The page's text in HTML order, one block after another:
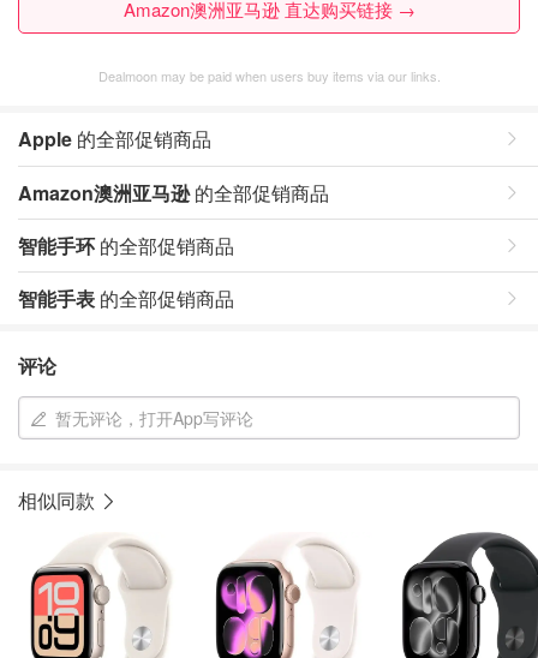
Amazon澳洲亚马逊 直达购买链接 →
Dealmoon may be paid when users buy items via our links.
Apple 的全部促销商品
Amazon澳洲亚马逊的全部促销商品
智能手环的全部促销商品
智能手表 的全部促销商品
评论
暂无评论，打开App写评论
相似同款